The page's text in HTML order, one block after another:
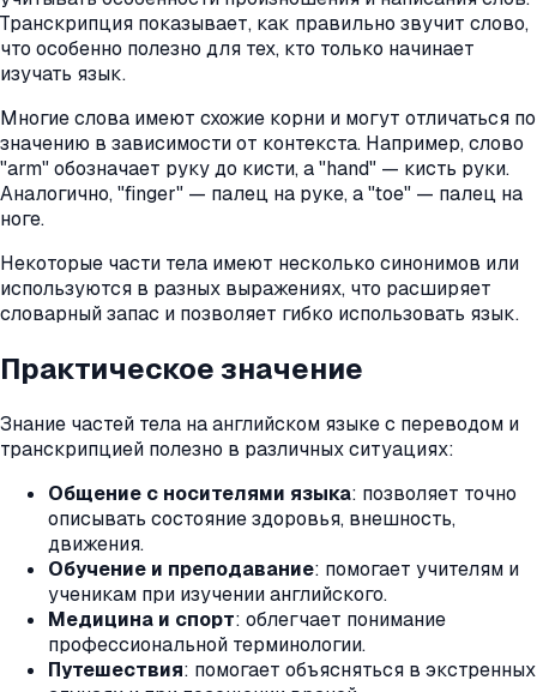
Транскрипция показывает, как правильно звучит слово,
что особенно полезно для тех, кто только начинает
изучать язык.
Многие слова имеют схожие корни и могут отличаться по
значению в зависимости от контекста. Например, слово
"arm" обозначает руку до кисти, а "hand" — кисть руки.
Аналогично, "finger" — палец на руке, а "toe" — палец на
ноге.
Некоторые части тела имеют несколько синонимов или
используются в разных выражениях, что расширяет
словарный запас и позволяет гибко использовать язык.
Практическое значение
Знание частей тела на английском языке с переводом и
транскрипцией полезно в различных ситуациях:
Общение с носителями языка: позволяет точно
описывать состояние здоровья, внешность,
движения.
Обучение и преподавание: помогает учителям и
ученикам при изучении английского.
Медицина и спорт: облегчает понимание
профессиональной терминологии.
Путешествия: помогает объясняться в экстренных